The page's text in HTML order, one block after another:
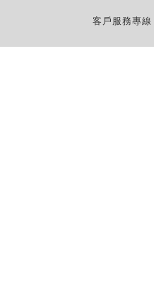
客戶服務專